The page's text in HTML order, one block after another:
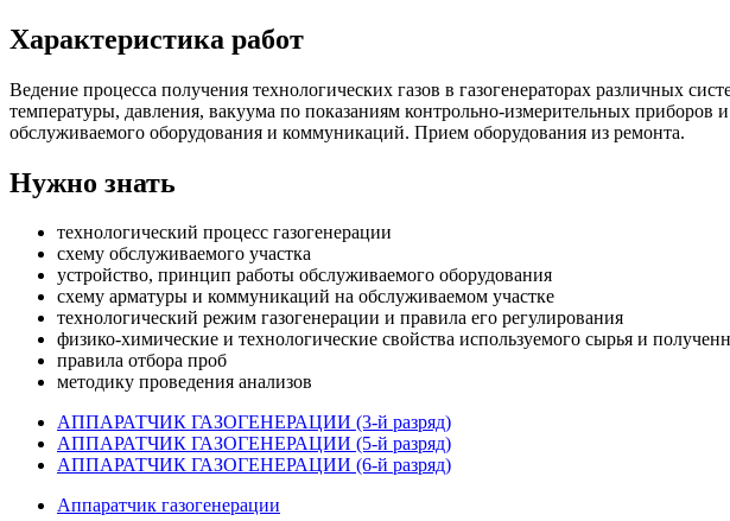
Характеристика работ
Ведение процесса получения технологических газов в газогенераторах различных
температуры, давления, вакуума по показаниям контрольно-измерительных приборов
обслуживаемого оборудования и коммуникаций. Прием оборудования из ремонта.
Нужно знать
технологический процесс газогенерации
схему обслуживаемого участка
устройство, принцип работы обслуживаемого оборудования
схему арматуры и коммуникаций на обслуживаемом участке
технологический режим газогенерации и правила его регулирования
физико-химические и технологические свойства используемого сырья и
правила отбора проб
методику проведения анализов
АППАРАТЧИК ГАЗОГЕНЕРАЦИИ (3-й разряд)
АППАРАТЧИК ГАЗОГЕНЕРАЦИИ (5-й разряд)
АППАРАТЧИК ГАЗОГЕНЕРАЦИИ (6-й разряд)
Аппаратчик газогенерации